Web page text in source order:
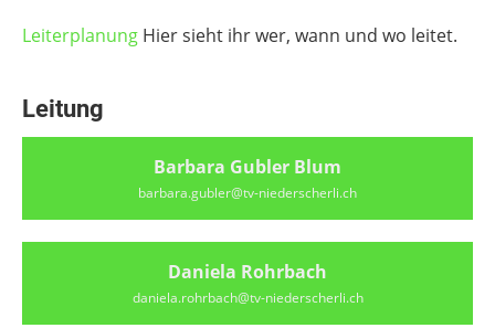
Leiterplanung Hier sieht ihr wer, wann und wo leitet.
Leitung
Barbara Gubler Blum
barbara.gubler@tv-niederscherli.ch
Daniela Rohrbach
daniela.rohrbach@tv-niederscherli.ch